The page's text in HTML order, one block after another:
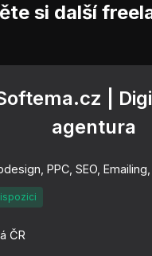
si další
|
agentura
PPC, SEO,
ČR